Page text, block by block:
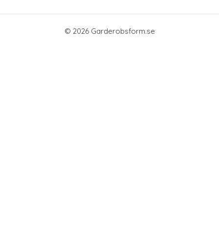
© 2026 Garderobsform.se